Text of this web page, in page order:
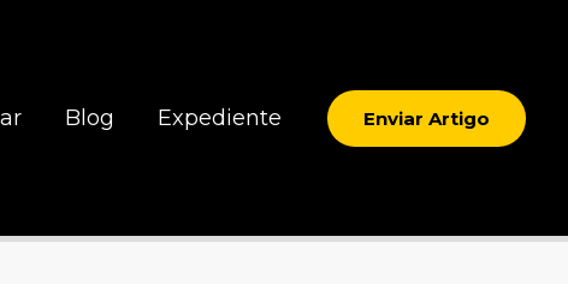
Blog Expediente Enviar Artigo